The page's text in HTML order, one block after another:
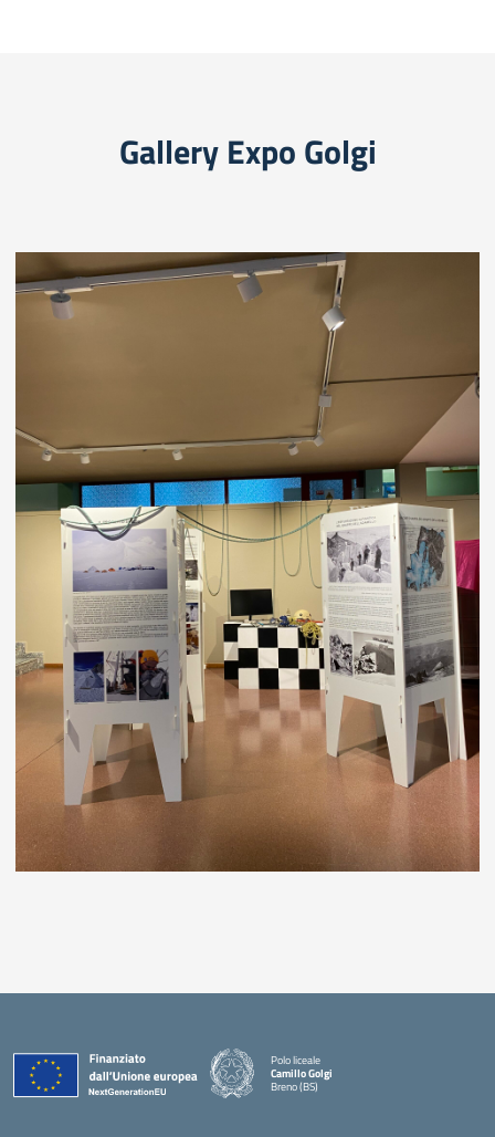
Gallery Expo Golgi
Polo liceale
Camillo Golgi
Breno (BS)